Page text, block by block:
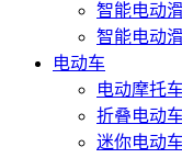
智能电动
智能电动
电动车
电动摩托车
折叠电动车
迷你电动车